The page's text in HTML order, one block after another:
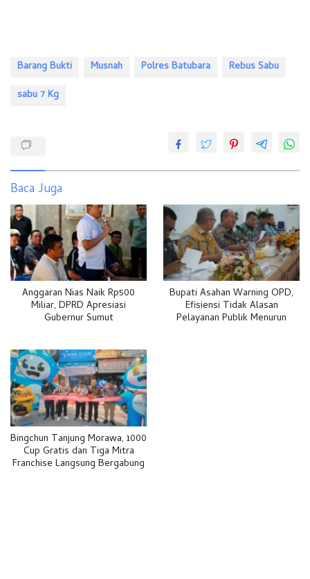
Barang Bukti Musnah Polres Batubara
Rebus Sabu
sabu 7 Kg
Baca Juga
Anggaran Nias Naik Rp500
Miliar, DPRD Apresiasi
Gubernur Sumut
Bupati Asahan Warning OPD,
Efisiensi Tidak Alasan
Pelayanan Publik Menurun
Bingchun Tanjung Morawa, 1000
Cup Gratis dan Tiga Mitra
Franchise Langsung Bergabung